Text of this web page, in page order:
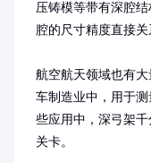
压铸模等带有深腔
腔的尺寸精度直接关
航空航天领域也有
车制造业中，用于
些应用中，深弓架
关卡。